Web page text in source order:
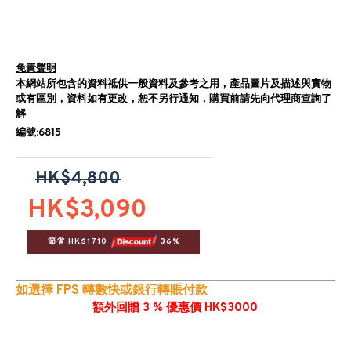
免責聲明
本網站所包含的資料祗供一般資料及參考之用，產品圖片及描述與實物
或有區別，資料如有更改，恕不另行通知，購買前請先向代理商查詢了
解
編號:6815
HK$3,090
HK$4,800
節省 HK$1710 36%
如選擇 FPS 轉數快或銀行轉賬付款
額外回贈 3 % 優惠價 HK$3000